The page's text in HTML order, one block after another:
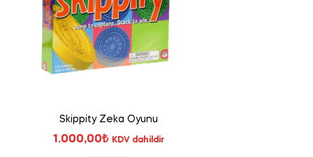
Skippity Zeka Oyunu
1.000,00₺ KDV dahildir